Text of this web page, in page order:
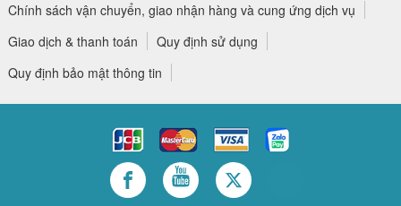
Chính sách vận chuyển, giao nhận hàng và cung ứng dịch vụ
Giao dịch & thanh toán
Quy định sử dụng
Quy định bảo mật thông tin